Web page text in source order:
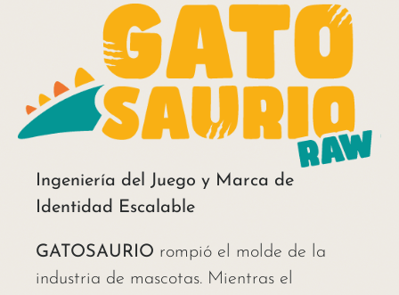
Ingeniería del Juego y Marca de
Identidad Escalable
GATOSAURIO rompió el molde de la
industria de mascotas. Mientras el